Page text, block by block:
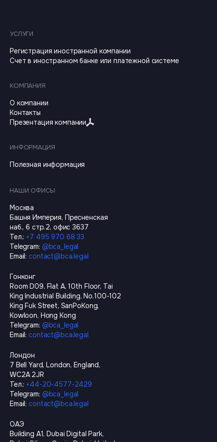
УСЛУГИ
Регистрация иностранной компании
Счет в иностранном банке или платежной системе
КОМПАНИЯ
О компании
Контакты
Презентация компании
ИНФОРМАЦИЯ
Полезная информация
НАШИ ОФИСЫ
Москва
Башня Империя, Пресненская
наб., 6 стр.2, офис 3637
Тел.: +7 495 970 68 33
Telegram: @bca_legal
Email: contact@bca.legal
Гонконг
Room D09, Flat A, 10th Floor, Tai
King Industrial Building, No.100-102
King Fuk Street, SanPoKong,
Kowloon, Hong Kong
Telegram: @bca_legal
Email: contact@bca.legal
Лондон
7 Bell Yard, London, England,
WC2A 2JR
Тел.: +44-20-4577-2429
Telegram: @bca_legal
Email: contact@bca.legal
ОАЭ
Building A1, Dubai Digital Park,